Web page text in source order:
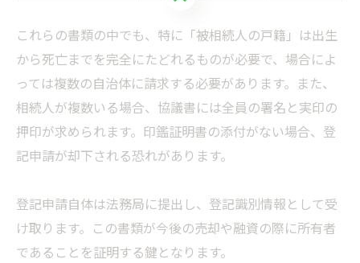
これらの書類の中でも、特に「被相続人の戸籍」は出生
から死亡までを完全にたどれるものが必要で、場合によ
っては複数の自治体に請求する必要があります。また、
相続人が複数いる場合、協議書には全員の署名と実印の
押印が求められます。印鑑証明書の添付がない場合、登
記申請が却下される恐れがあります。
登記申請自体は法務局に提出し、登記識別情報として受
け取ります。この書類が今後の売却や融資の際に所有者
であることを証明する鍵となります。